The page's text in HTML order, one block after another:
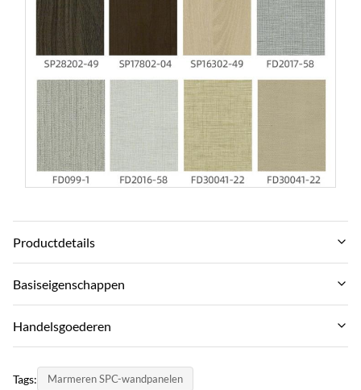
Productdetails
Size:
Port:
Length:
Basiseigenschappen
Merknaam:
Productmodel:
Handelsgoederen
500-600㎡
Tags:
Marmeren SPC-wandpanelen